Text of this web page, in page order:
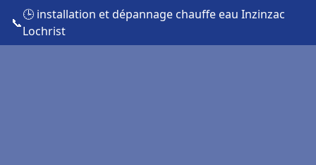
📞
🕒 installation et dépannage chauffe eau Inzinzac
Lochrist